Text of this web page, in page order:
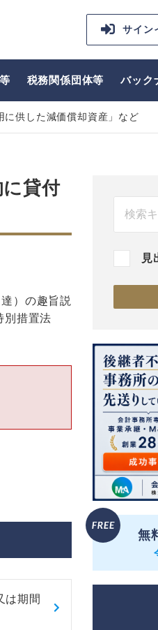
サイン
税務関係団体等 バック
供した減価償却資産」など
貸付
）の趣旨説
別措置法
は期間
見
無